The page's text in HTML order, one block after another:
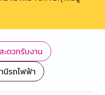
ดวกรับงาน
นีรถไฟฟ้า